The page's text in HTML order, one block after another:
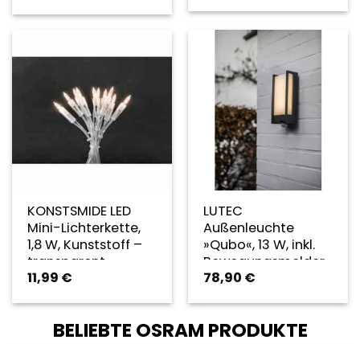
KONSTSMIDE LED
Mini-Lichterkette,
1,8 W, Kunststoff –
transparent
11,99 €
LUTEC
Außenleuchte
»Qubo«, 13 W, inkl.
Bewegungsmelder
– grau
78,90 €
BELIEBTE OSRAM PRODUKTE